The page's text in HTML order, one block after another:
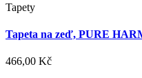
Tapety
Tapeta na zeď, PURE
466,00 Kč